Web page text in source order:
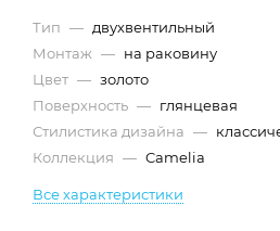
Тип — двухвентильный
Монтаж — на раковину
Цвет — золото
Поверхность — глянцевая
Стилистика дизайна —
Коллекция — Camelia
Все характеристики